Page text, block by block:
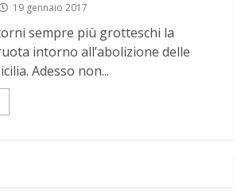
19 gennaio 2017
sempre più grotteschi la
intorno all’abolizione delle
Adesso non...